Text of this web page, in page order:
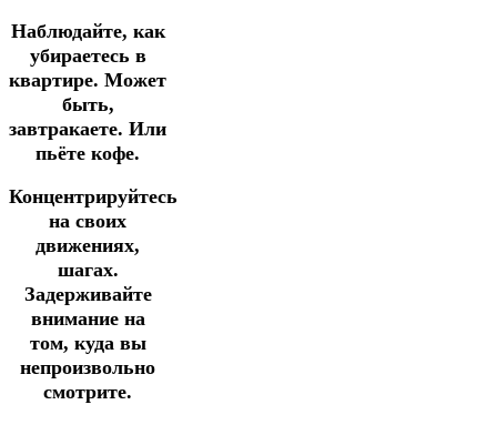
Наблюдайте, как
убираетесь в
квартире. Может
быть,
завтракаете. Или
пьёте кофе.
Концентрируйтесь
на своих
движениях,
шагах.
Задерживайте
внимание на
том, куда вы
непроизвольно
смотрите.